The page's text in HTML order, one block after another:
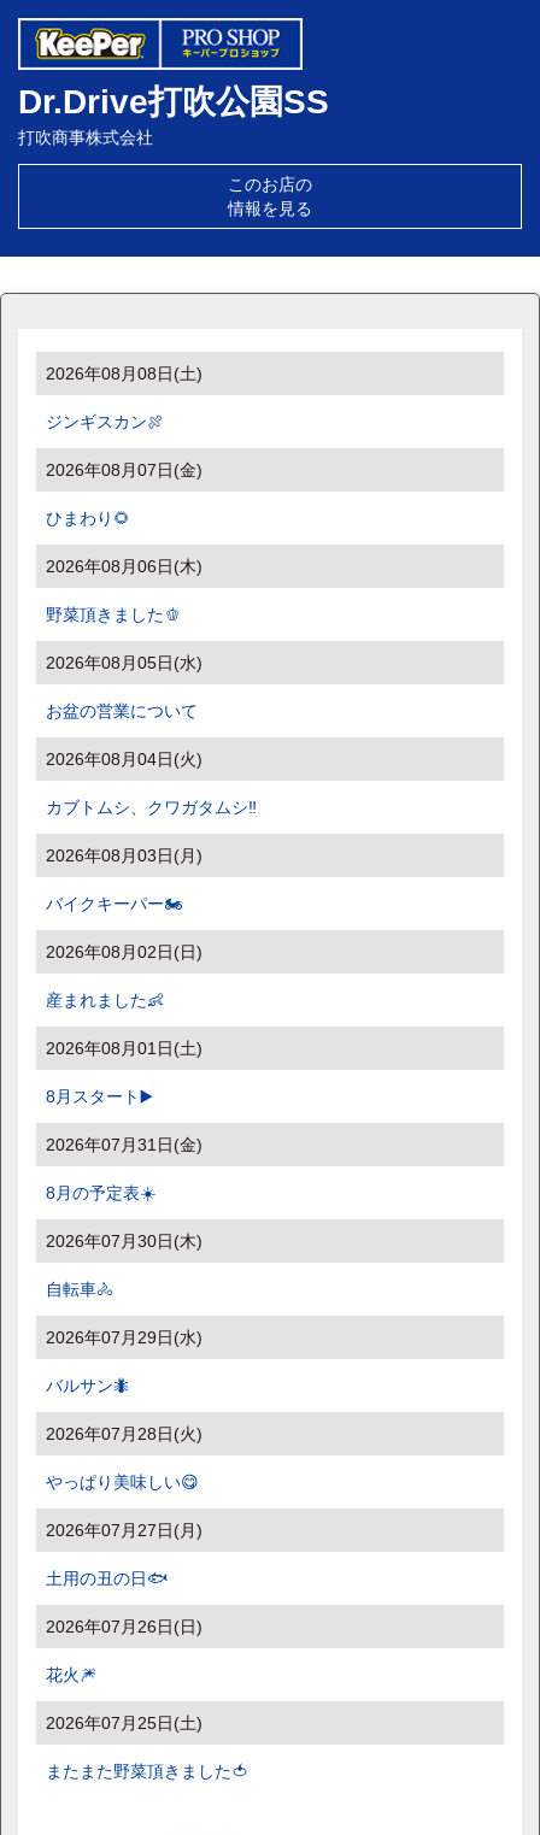
Dr.Drive打吹公園SS
打吹商事株式会社
このお店の
情報を見る
2026年08月08日(土)
ジンギスカン🍖
2026年08月07日(金)
ひまわり🌻
2026年08月06日(木)
野菜頂きました🫑
2026年08月05日(水)
お盆の営業について
2026年08月04日(火)
カブトムシ、クワガタムシ‼️
2026年08月03日(月)
バイクキーパー🏍️
2026年08月02日(日)
産まれました👶
2026年08月01日(土)
8月スタート▶️
2026年07月31日(金)
8月の予定表☀️
2026年07月30日(木)
自転車🚴
2026年07月29日(水)
バルサン🐜
2026年07月28日(火)
やっぱり美味しい😋
2026年07月27日(月)
土用の丑の日🐟
2026年07月26日(日)
花火🎆
2026年07月25日(土)
またまた野菜頂きました🍅